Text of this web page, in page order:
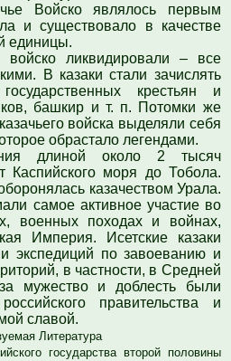
Войско являлось первым
и существовало в качестве
единицы.
ликвидировали – все
В казаки стали зачислять
крестьян и
башкир и т. п. Потомки же
войска выделяли себя
обрастало легендами.
длиной около 2 тысяч
Каспийского моря до Тобола.
казачеством Урала.
самое активное участие во
военных походах и войнах,
Империя. Исетские казаки
экспедиций по завоеванию и
в частности, в Средней
мужество и доблесть были
правительства и
славой.
Литература
государства второй половины